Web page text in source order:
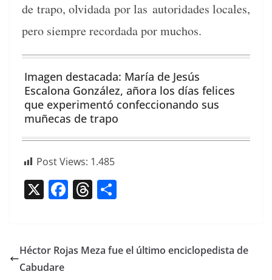
de trapo, olvi­da­da por las autori­dades locales,
pero siem­pre recor­da­da por muchos.
Ima­gen desta­ca­da: María de Jesús
Escalona González, año­ra los días felices
que exper­i­men­tó con­fec­cio­nan­do sus
muñe­cas de trapo
Post Views: 1.485
X F
e
T
a p
Héctor Rojas Meza fue el último enciclopedista de
Cabudare